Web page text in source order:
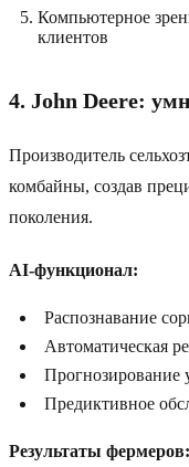
Компьютерное
клиентов
4. John Deere:
Производитель
комбайны, создав
поколения.
AI-функционал:
Распознавание
Автоматическая
Предиктивное
Результаты фермеров: